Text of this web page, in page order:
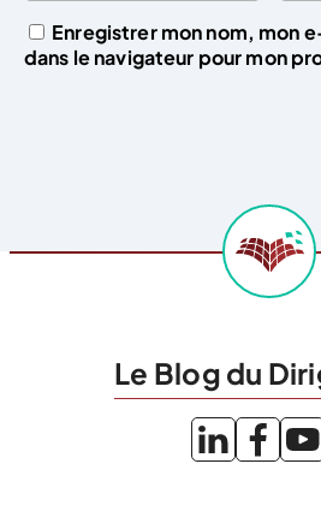
Enregistrer mon nom, mon
dans le navigateur pour mon
Le Blog du